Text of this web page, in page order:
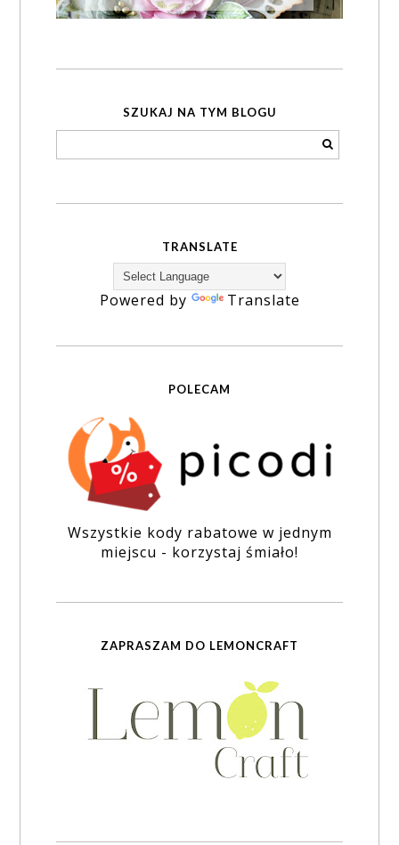
SZUKAJ NA TYM BLOGU
TRANSLATE
Powered by Translate
POLECAM
Wszystkie kody rabatowe w jednym
miejscu - korzystaj śmiało!
ZAPRASZAM DO LEMONCRAFT